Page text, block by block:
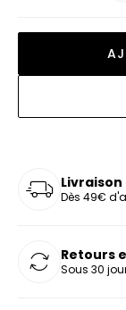
Dès 49€
Retours
Sous 30